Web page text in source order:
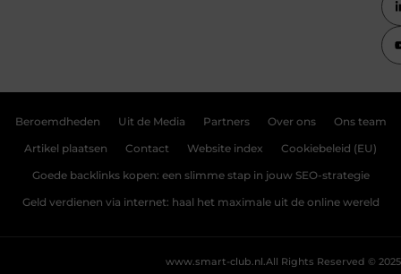
Beroemdheden Uit de Media Partners Over ons Ons team
Artikel plaatsen Contact Website index Cookiebeleid (EU)
Goede backlinks kopen: een slimme stap in jouw SEO-strategie
Geld verdienen via internet: haal het maximale uit de online wereld
All Rights Reserved © 2025
www.smart-club.nl.